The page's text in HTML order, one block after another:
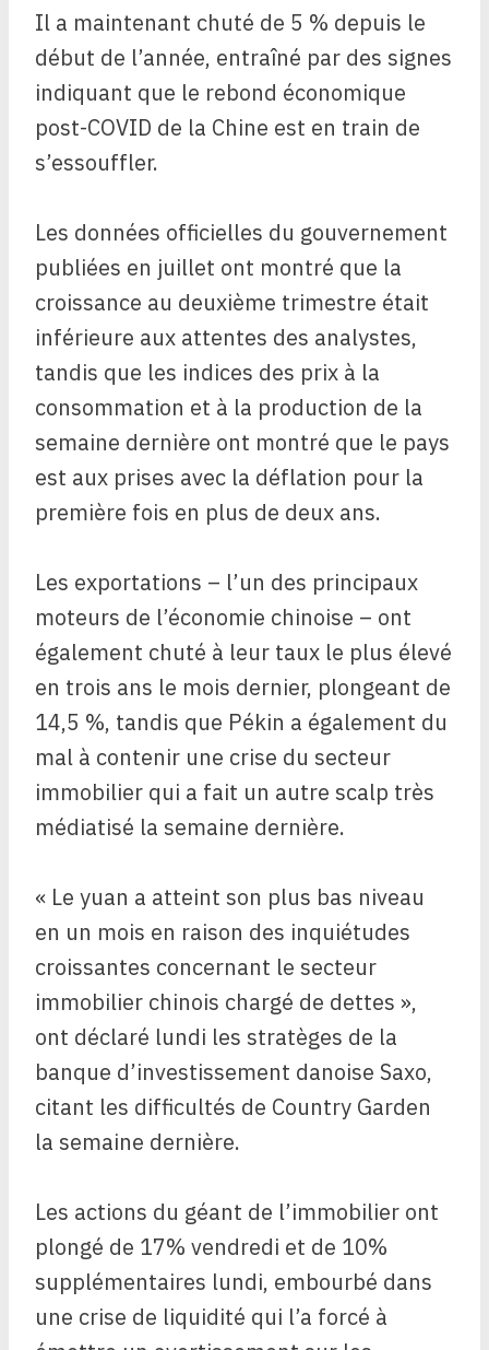
Il a maintenant chuté de 5 % depuis le
début de l’année, entraîné par des signes
indiquant que le rebond économique
post-COVID de la Chine est en train de
s’essouffler.
Les données officielles du gouvernement
publiées en juillet ont montré que la
croissance au deuxième trimestre était
inférieure aux attentes des analystes,
tandis que les indices des prix à la
consommation et à la production de la
semaine dernière ont montré que le pays
est aux prises avec la déflation pour la
première fois en plus de deux ans.
Les exportations – l’un des principaux
moteurs de l’économie chinoise – ont
également chuté à leur taux le plus élevé
en trois ans le mois dernier, plongeant de
14,5 %, tandis que Pékin a également du
mal à contenir une crise du secteur
immobilier qui a fait un autre scalp très
médiatisé la semaine dernière.
« Le yuan a atteint son plus bas niveau
en un mois en raison des inquiétudes
croissantes concernant le secteur
immobilier chinois chargé de dettes »,
ont déclaré lundi les stratèges de la
banque d’investissement danoise Saxo,
citant les difficultés de Country Garden
la semaine dernière.
Les actions du géant de l’immobilier ont
plongé de 17% vendredi et de 10%
supplémentaires lundi, embourbé dans
une crise de liquidité qui l’a forcé à